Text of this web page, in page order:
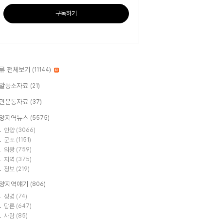
구독하기
전체보기 (11144)
퐁소자료 (21)
운동자료 (37)
지역뉴스 (5575)
안양 (3066)
군포 (1151)
의왕 (759)
지역 (375)
정보 (219)
지역얘기 (806)
성명 (74)
담론 (647)
사람 (85)